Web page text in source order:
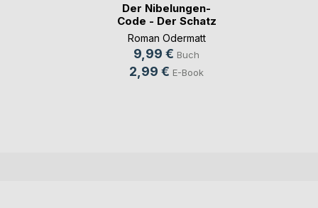
Der Nibelungen-
Code - Der Schatz
Roman Odermatt
9,99 € Buch
2,99 € E-Book